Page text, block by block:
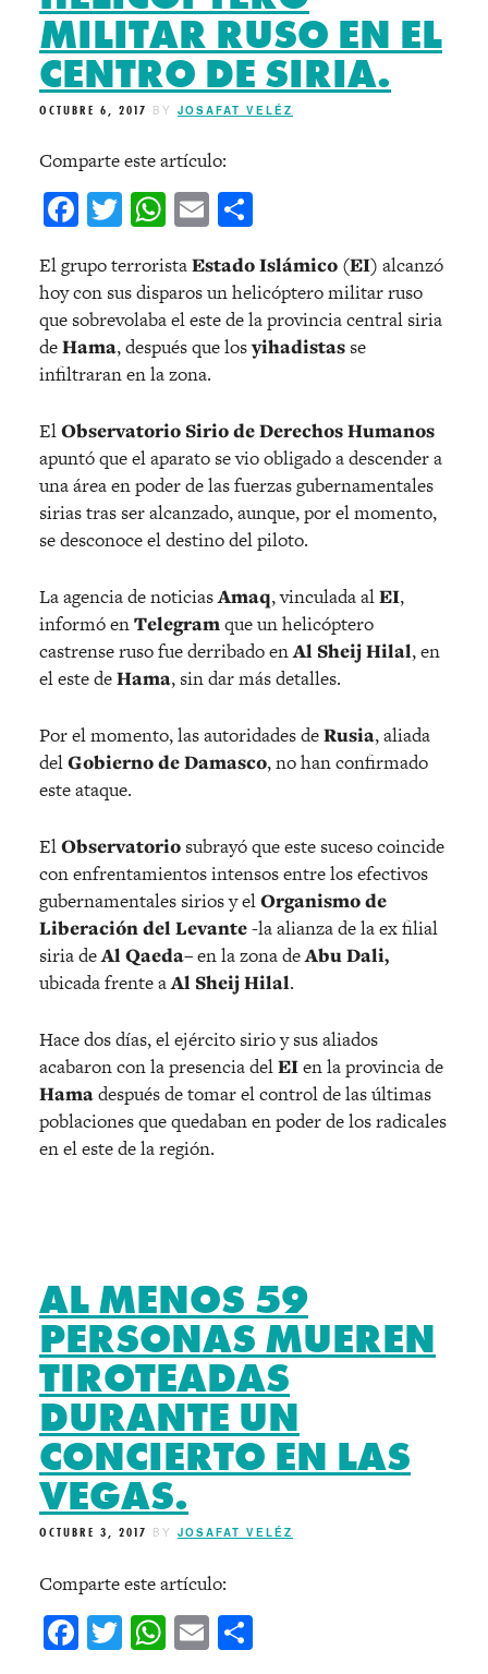
MILITAR RUSO EN EL
CENTRO DE SIRIA.
OCTUBRE 6, 2017 BY JOSAFAT VELÉZ
Comparte este artículo:
Facebook
Twitter
WhatsApp
Email
El grupo terroristaEstado Islámico (EI) alcanzó
hoy con sus disparos un helicóptero militar ruso
que sobrevolaba el este de la provincia central siria
deHama, después que losyihadistasse
infiltraran en la zona.
ElObservatorio Sirio de Derechos Humanos
apuntó que el aparato se vio obligado a descender a
una área en poder de las fuerzas gubernamentales
sirias tras ser alcanzado, aunque, por el momento,
se desconoce el destino del piloto.
La agencia de noticiasAmaq, vinculada alEI,
informó enTelegramque un helicóptero
castrense ruso fue derribado enAl Sheij Hilal, en
el este deHama, sin dar más detalles.
Por el momento, las autoridades deRusia, aliada
delGobierno de Damasco, no han confirmado
este ataque.
ElObservatoriosubrayó que este suceso coincide
con enfrentamientos intensos entre los efectivos
gubernamentales sirios y elOrganismo de
Liberación del Levante-la alianza de la ex filial
siria deAl Qaeda– en la zona deAbu Dali,
ubicada frente aAl Sheij Hilal.
Hace dos días, el ejército sirio y sus aliados
acabaron con la presencia delEIen la provincia de
Hamadespués de tomar el control de las últimas
poblaciones que quedaban en poder de los radicales
en el este de la región.
AL MENOS 59
PERSONAS MUEREN
TIROTEADAS
DURANTE UN
CONCIERTO EN LAS
VEGAS.
OCTUBRE 3, 2017 BY JOSAFAT VELÉZ
Comparte este artículo:
Facebook
Twitter
WhatsApp
Email